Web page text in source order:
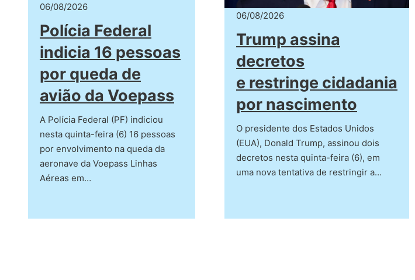
06/08/2026
Polícia Federal
indicia 16 pessoas
por queda de
avião da Voepass
A Polícia Federal (PF) indiciou
nesta quinta-feira (6) 16 pessoas
por envolvimento na queda da
aeronave da Voepass Linhas
Aéreas em…
06/08/2026
Trump assina
decretos
e restringe cidadania
por nascimento
O presidente dos Estados Unidos
(EUA), Donald Trump, assinou dois
decretos nesta quinta-feira (6), em
uma nova tentativa de restringir a…